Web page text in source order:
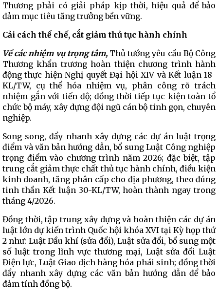
Thương phải có giải pháp kịp thời, hiệu quả để bảo
đảm mục tiêu tăng trưởng bền vững.
Cải cách thể chế, cắt giảm thủ tục hành chính
Về các nhiệm vụ trọng tâm,Thủ tướng yêu cầu Bộ Công
Thương khẩn trương hoàn thiện chương trình hành
động thực hiện Nghị quyết Đại hội XIV và Kết luận 18-
KL/TW, cụ thể hóa nhiệm vụ, phân công rõ trách
nhiệm gắn với tiến độ; đồng thời tiếp tục kiện toàn tổ
chức bộ máy, xây dựng đội ngũ cán bộ tinh gọn, chuyên
nghiệp.
Song song, đẩy nhanh xây dựng các dự án luật trọng
điểm và văn bản hướng dẫn, bổ sung Luật Công nghiệp
trọng điểm vào chương trình năm 2026; đặc biệt, tập
trung cắt giảm thực chất thủ tục hành chính, điều kiện
kinh doanh, tăng phân cấp cho địa phương, theo đúng
tinh thần Kết luận 30-KL/TW, hoàn thành ngay trong
tháng 4/2026.
Đồng thời, tập trung xây dựng và hoàn thiện các dự án
luật lớn dự kiến trình Quốc hội khóa XVI tại Kỳ họp thứ
2 như: Luật Dầu khí (sửa đổi), Luật sửa đổi, bổ sung một
số luật trong lĩnh vực thương mại, Luật sửa đổi Luật
Điện lực, Luật Giao dịch hàng hóa phái sinh; đồng thời
đẩy nhanh xây dựng các văn bản hướng dẫn để bảo
đảm tính đồng bộ.